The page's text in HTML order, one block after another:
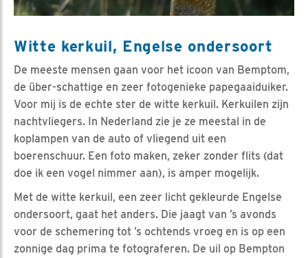
Witte kerkuil, Engelse ondersoort
De meeste mensen gaan voor het icoon van Bemptom,
de über-schattige en zeer fotogenieke papegaaiduiker.
Voor mij is de echte ster de witte kerkuil. Kerkuilen zijn
nachtvliegers. In Nederland zie je ze meestal in de
koplampen van de auto of vliegend uit een
boerenschuur. Een foto maken, zeker zonder flits (dat
doe ik een vogel nimmer aan), is amper mogelijk.
Met de witte kerkuil, een zeer licht gekleurde Engelse
ondersoort, gaat het anders. Die jaagt van ’s avonds
voor de schemering tot ’s ochtends vroeg en is op een
zonnige dag prima te fotograferen. De uil op Bempton